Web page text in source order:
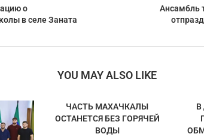
о
в селе Заната
Ансамбль
YOU MAY ALSO LIKE
ЧАСТЬ МАХАЧКАЛЫ
ОСТАНЕТСЯ БЕЗ ГОРЯЧЕЙ
ВОДЫ
В